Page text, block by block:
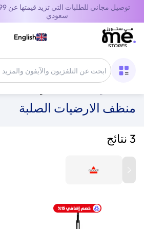
سعودي
English
الصفحة الرئيسية / الأجهزة المنزلية / مكنسة
منظف الارضيات الصلبة
3 نتائج